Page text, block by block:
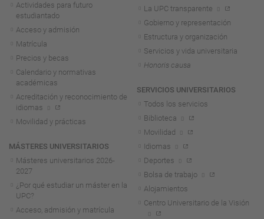
Actividades para futuro
estudiantado
Acceso y admisión
Matrícula
Precios y becas
Calendario y normativas
académicas
Acreditación y reconocimiento de
idiomas
Movilidad y prácticas
MÁSTERES UNIVERSITARIOS
Másteres universitarios 2026-
2027
¿Por qué estudiar un máster en la
UPC?
Acceso, admisión y matrícula
La UPC transparente
Gobierno y representación
Estructura y organización
Servicios y vida universitaria
Honoris causa
SERVICIOS UNIVERSITARIOS
Todos los servicios
Biblioteca
Movilidad
Idiomas
Deportes
Bolsa de trabajo
Alojamientos
Centro Universitario de la Visión